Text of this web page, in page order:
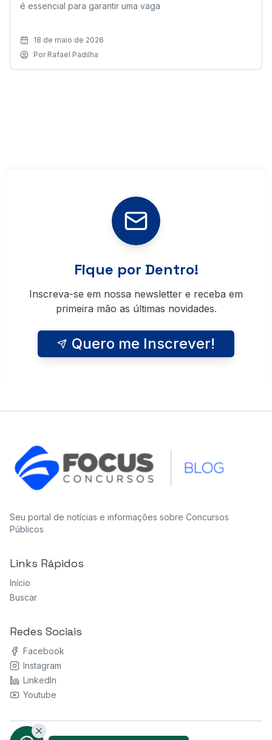
é essencial para garantir uma vaga
18 de maio de 2026
Por Rafael Padilha
Fique por Dentro!
Inscreva-se em nossa newsletter e receba em
primeira mão as últimas novidades.
Quero me Inscrever!
Seu portal de notícias e informações sobre Concursos
Públicos
Links Rápidos
Início
Buscar
Redes Sociais
Facebook
Instagram
LinkedIn
Youtube